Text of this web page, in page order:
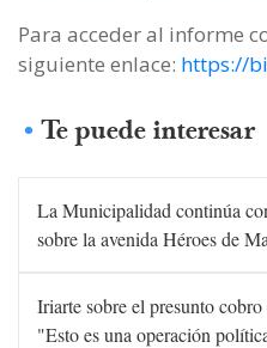
Para acceder al informe
siguiente enlace: https://
Te puede interesar
La Municipalidad continúa
sobre la avenida Héroes de
Iriarte sobre el presunto
"Esto es una operación